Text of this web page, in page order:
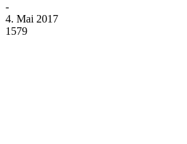
-
4. Mai 2017
1579